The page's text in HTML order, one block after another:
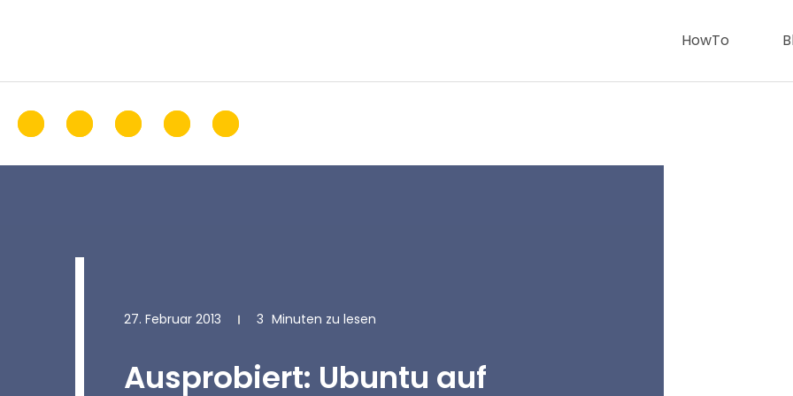
HowTo
27. Februar 2013 3 Minuten zu lesen
Ausprobiert: Ubuntu auf